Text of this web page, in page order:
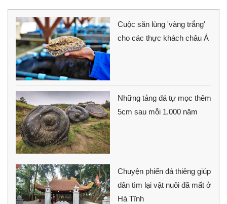
Cuộc săn lùng 'vàng trắng'
cho các thực khách châu Á
Những tảng đá tự mọc thêm
5cm sau mỗi 1.000 năm
Chuyện phiến đá thiêng giúp
dân tìm lại vật nuôi đã mất ở
Hà Tĩnh